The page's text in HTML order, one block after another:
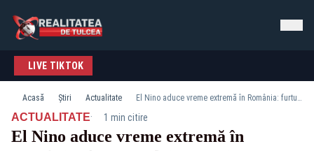
LIVE TIKTOK
Acasă Știri Actualitate El Nino aduce vreme extremă în România: furtuni, ploi puternice și fluctuații de temperatură în toată luna mai
ACTUALITATE· 1 min citire
El Nino aduce vreme extremă în